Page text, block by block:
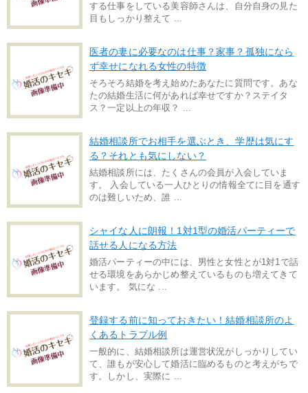
する仕事をしている美容師さんは、自分自身の見た
目もしっかり整えて ...
医者の妻に必要なのは仕事？家事？孤独になら
ず幸せになれる女性の特徴
そろそろ結婚を考え始めたあなたに質問です。あな
たの結婚生活に何があれば幸せですか？ステイタ
ス？一定以上の年収？ ...
結婚相談所でお相手を選ぶとき、学歴は気にす
る？それとも気にしない？
結婚相談所には、たくさんの会員が入会していま
す。 入会している一人ひとりの情報全てに目を通す
のは難しいため、誰 ...
シャイな人に朗報！1対1型の婚活パーティーで
話せる人になる方法
婚活パーティーの中には、男性と女性とが1対1で話
せる環境をあらかじめ整えているものも増えてきて
います。 気にな ...
登録する前に知っておきたい！結婚相談所のよ
くあるトラブル例
一般的に、結婚相談所は運営状況がしっかりしてい
て、誰もが安心して婚活に臨めるものと考えがちで
す。しかし、実際に ...